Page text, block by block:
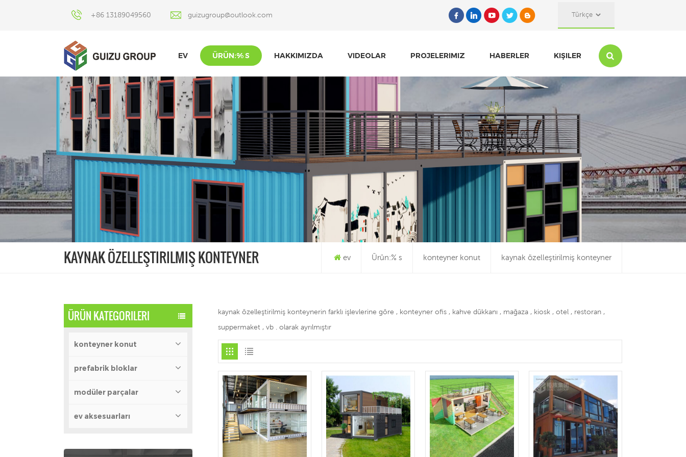
+86 13189049560 guizugroup@outlook.com Türkçe
EV ÜRÜN:% S HAKKIMIZDA VIDEOLAR PROJELERIMIZ HABERLER KIŞILER
KAYNAK ÖZELLEŞTIRILMIŞ KONTEYNER ev Ürün:% s konteyner konut kaynak özelleştirilmiş konteyner
ÜRÜN KATEGORILERI
konteyner konut
prefabrik bloklar
modüler parçalar
ev aksesuarları
kaynak özelleştirilmiş konteynerin farklı işlevlerine göre , konteyner ofis , kahve dükkanı , mağaza , kiosk , otel , restoran ,
suppermaket , vb . olarak ayrılmıştır